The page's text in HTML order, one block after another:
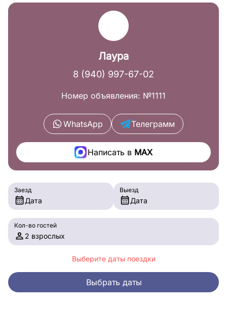
Лаура
8 (940) 997-67-02
Номер объявления: №1111
WhatsApp Телеграмм
Написать вMAX
Заезд
Дата
Выезд
Дата
Кол-во гостей
2 взрослых
Выберите даты поездки
Выбрать даты